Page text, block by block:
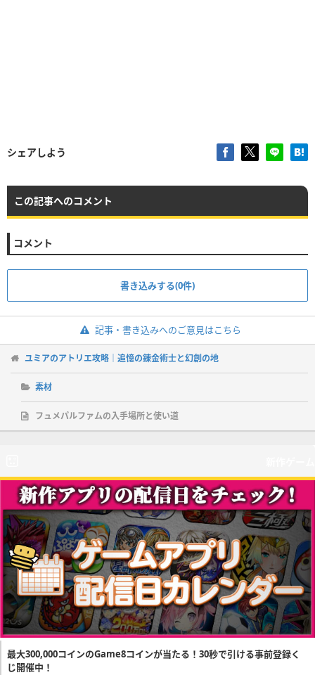
シェアしよう
この記事へのコメント
コメント
書き込みする(0件)
記事・書き込みへのご意見はこちら
ユミアのアトリエ攻略｜追憶の錬金術士と幻創の地
素材
フュメパルファムの入手場所と使い道
最大300,000コインのGame8コインが当たる！30秒で引ける事前登録く
じ開催中！